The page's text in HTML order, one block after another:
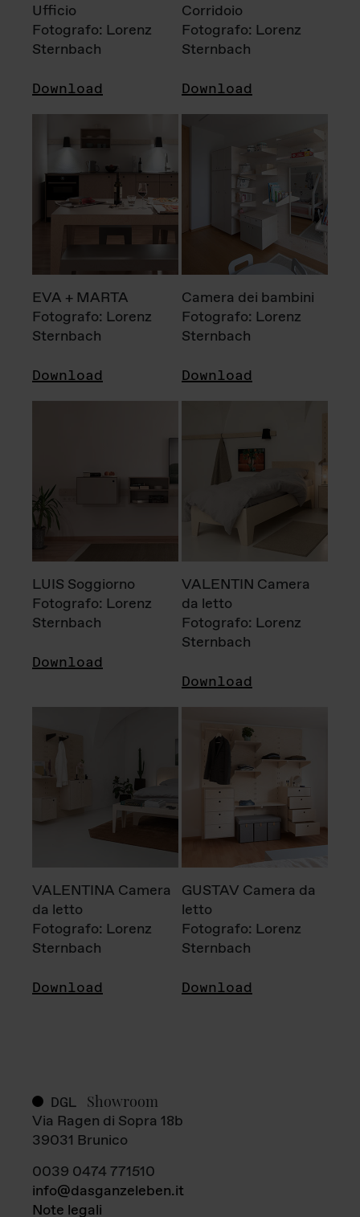
Ufficio
Fotografo: Lorenz
Sternbach
Download
Corridoio
Fotografo: Lorenz
Sternbach
Download
EVA + MARTA
Fotografo: Lorenz
Sternbach
Download
Camera dei bambini
Fotografo: Lorenz
Sternbach
Download
LUIS Soggiorno
Fotografo: Lorenz
Sternbach
Download
VALENTIN Camera
da letto
Fotografo: Lorenz
Sternbach
Download
VALENTINA Camera
da letto
Fotografo: Lorenz
Sternbach
Download
GUSTAV Camera da
letto
Fotografo: Lorenz
Sternbach
Download
DGL Showroom
Via Ragen di Sopra 18b
39031 Brunico
0039 0474 771510
info@dasganzeleben.it
Note legali